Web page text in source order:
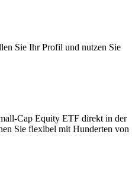
Sie Ihr Profil und nutzen Sie
Cap Equity ETF direkt in der
Sie flexibel mit Hunderten von